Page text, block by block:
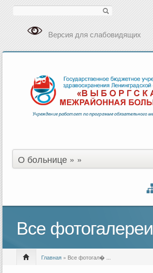
Версия для слабовидящих
Все фотогалереи
Главная » Все фотогал� ...